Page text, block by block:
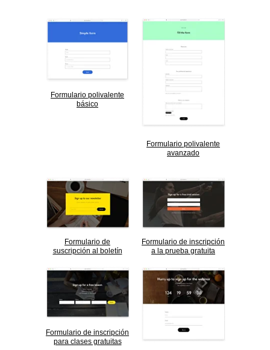
Formulario polivalente
básico
Formulario polivalente
avanzado
Formulario de
suscripción al boletín
Formulario de inscripción
a la prueba gratuita
Formulario de inscripción
para clases gratuitas